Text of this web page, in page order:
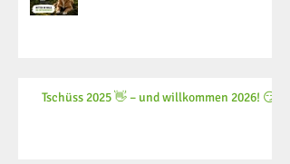
Tschüss 2025 👋 – und willkommen 2026! 😏